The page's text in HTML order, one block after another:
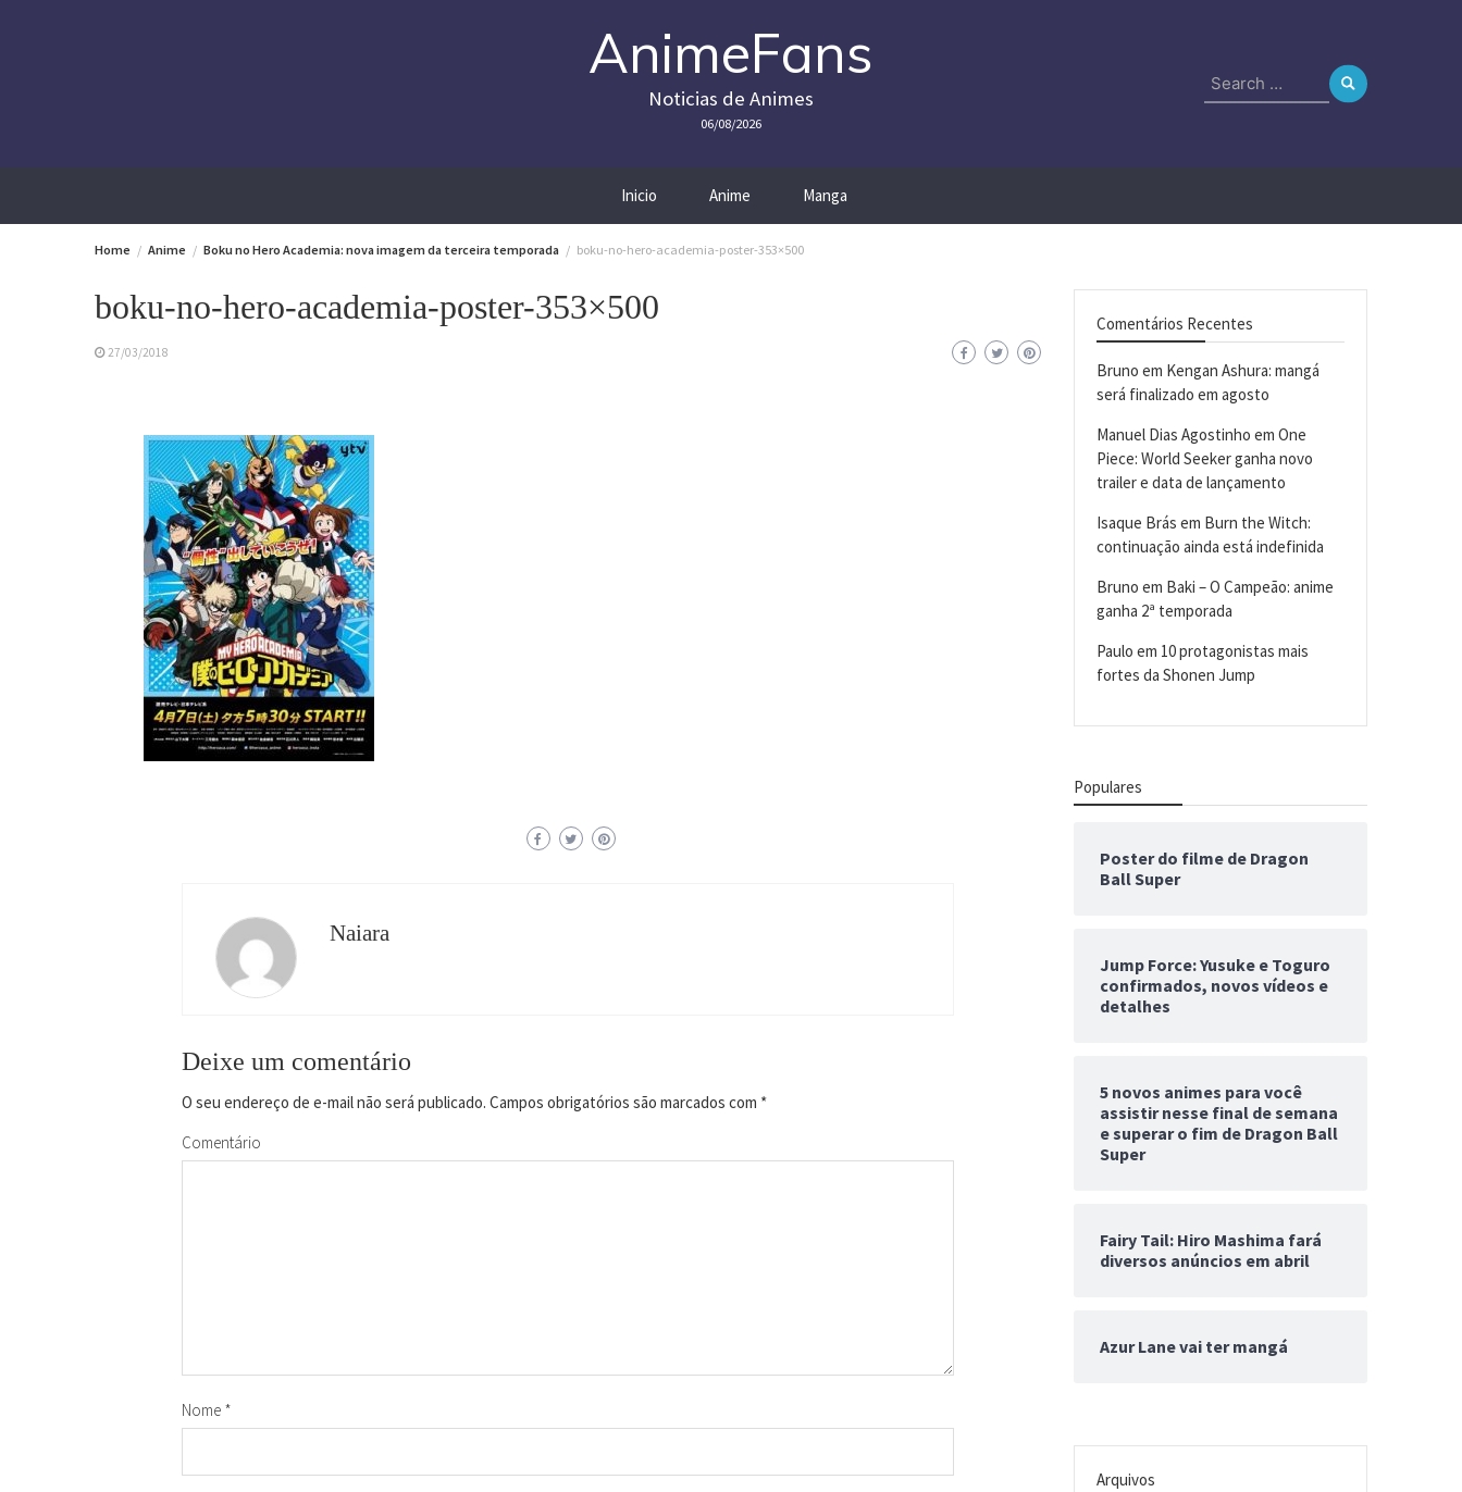
AnimeFans
Noticias de Animes
06/08/2026
Search
for:
Inicio Anime Manga
Home Anime Boku no Hero Academia: nova imagem da terceira temporada boku-no-hero-academia-poster-353×500
boku-no-hero-academia-poster-353×500
27/03/2018
Naiara
Deixe um comentário
O seu endereço de e-mail não será publicado. Campos obrigatórios são marcados com *
Comentário
Nome *
Comentários Recentes
Bruno em Kengan Ashura: mangá
será finalizado em agosto
Manuel Dias Agostinho em One
Piece: World Seeker ganha novo
trailer e data de lançamento
Isaque Brás em Burn the Witch:
continuação ainda está indefinida
Bruno em Baki – O Campeão: anime
ganha 2ª temporada
Paulo em 10 protagonistas mais
fortes da Shonen Jump
Populares
Poster do filme de Dragon
Ball Super
Jump Force: Yusuke e Toguro
confirmados, novos vídeos e
detalhes
5 novos animes para você
assistir nesse final de semana
e superar o fim de Dragon Ball
Super
Fairy Tail: Hiro Mashima fará
diversos anúncios em abril
Azur Lane vai ter mangá
Arquivos